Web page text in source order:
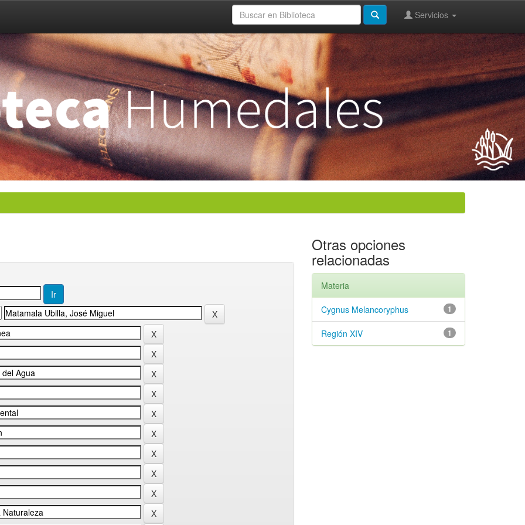
Servicios
Otras opciones
relacionadas
Materia
1
Cygnus Melancoryphus
1
Región XIV